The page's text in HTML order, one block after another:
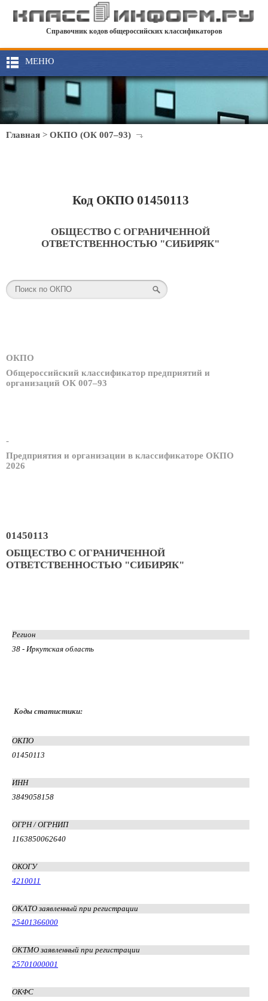
Справочник кодов общероссийских классификаторов
МЕНЮ
Главная > ОКПО (ОК 007–93)
Код ОКПО 01450113
ОБЩЕСТВО С ОГРАНИЧЕННОЙ
ОТВЕТСТВЕННОСТЬЮ "СИБИРЯК"
ОКПО
Общероссийский классификатор предприятий и
организаций ОК 007–93
-
Предприятия и организации в классификаторе ОКПО
2026
01450113
ОБЩЕСТВО С ОГРАНИЧЕННОЙ
ОТВЕТСТВЕННОСТЬЮ "СИБИРЯК"
Регион
38 - Иркутская область
Коды статистики:
ОКПО
01450113
ИНН
3849058158
ОГРН / ОГРНИП
1163850062640
ОКОГУ
4210011
ОКАТО заявленный при регистрации
25401366000
ОКТМО заявленный при регистрации
25701000001
ОКФС